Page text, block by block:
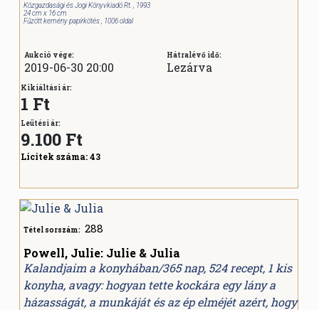
Közgazdasági és Jogi Könyvkiadó Rt. , 1993
24 cm x 16 cm
Fűzött kemény papírkötés , 1006 oldal
Aukció vége:
2019-06-30 20:00
Hátralévő idő:
Lezárva
Kikiáltási ár:
1 Ft
Leütési ár:
9.100 Ft
Licitek száma:43
Tétel sorszám: 288
Powell, Julie: Julie & Julia
Kalandjaim a konyhában/365 nap, 524 recept, 1 kis
konyha, avagy: hogyan tette kockára egy lány a
házasságát, a munkáját és az ép elméjét azért, hogy